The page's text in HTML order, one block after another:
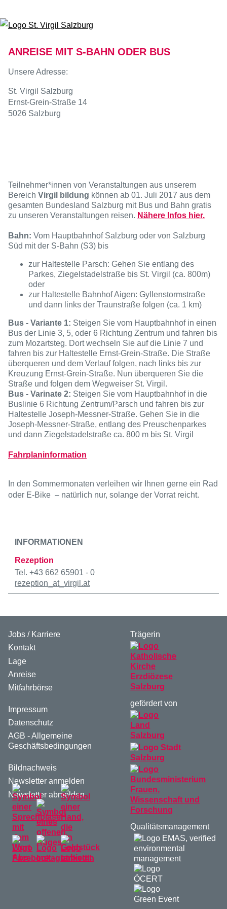
ANREISE MIT S-BAHN ODER BUS
Unsere Adresse:
St. Virgil Salzburg
Ernst-Grein-Straße 14
5026 Salzburg
Teilnehmer*innen von Veranstaltungen aus unserem
Bereich Virgil bildung können ab 01. Juli 2017 aus dem
gesamten Bundesland Salzburg mit Bus und Bahn gratis
zu unseren Veranstaltungen reisen. Nähere Infos hier.
Bahn: Vom Hauptbahnhof Salzburg oder von Salzburg
Süd mit der S-Bahn (S3) bis
zur Haltestelle Parsch: Gehen Sie entlang des
Parkes, Ziegelstadel­straße bis St. Virgil (ca. 800m)
oder
zur Haltestelle Bahnhof Aigen: Gyllenstormstraße
und dann links der Traunstraße folgen (ca. 1 km)
Bus - Variante 1: Steigen Sie vom Hauptbahnhof in einen
Bus der Linie 3, 5, oder 6 Richtung Zentrum und fahren bis
zum Mozartsteg. Dort wechseln Sie auf die Linie 7 und
fahren bis zur Haltestelle Ernst-Grein-Straße. Die Straße
überqueren und dem Verlauf folgen, nach links bis zur
Kreuzung Ernst-Grein-Straße. Nun überqueren Sie die
Straße und folgen dem Wegweiser St. Virgil.
Bus - Varinate 2: Steigen Sie vom Hauptbahnhof in die
Buslinie 6 Richtung Zentrum/Parsch und fahren bis zur
Haltestelle Joseph-Messner-Straße. Gehen Sie in die
Joseph-Messner-Straße, entlang des Preuschenparkes
und dann Ziegelstadel­straße ca. 800 m bis St. Virgil
Fahrplaninformation
In den Sommermonaten verleihen wir Ihnen gerne ein Rad
oder E-Bike – natürlich nur, solange der Vorrat reicht.
INFORMATIONEN
Rezeption
Tel. +43 662 65901 - 0
rezeption _at_virgil.at
Jobs / Karriere
Kontakt
Lage
Anreise
Mitfahrbörse
Impressum
Datenschutz
AGB - Allgemeine
Geschäftsbedingungen
Bildnachweis
Newsletter anmelden
Newsletter abmelden
Trägerin
gefördert von
Qualitätsmanagement